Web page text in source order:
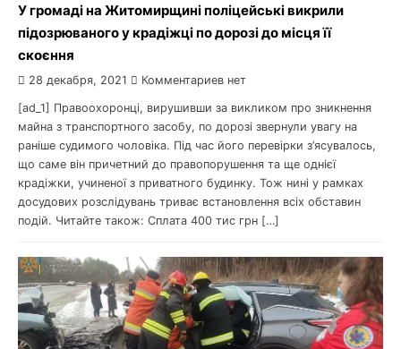
У громаді на Житомирщині поліцейські викрили
підозрюваного у крадіжці по дорозі до місця її
скоєння
28 декабря, 2021 Комментариев нет
[ad_1] Правоохоронці, вирушивши за викликом про зникнення
майна з транспортного засобу, по дорозі звернули увагу на
раніше судимого чоловіка. Під час його перевірки з’ясувалось,
що саме він причетний до правопорушення та ще однієї
крадіжки, учиненої з приватного будинку. Тож нині у рамках
досудових розслідувань триває встановлення всіх обставин
подій. Читайте також: Сплата 400 тис грн […]